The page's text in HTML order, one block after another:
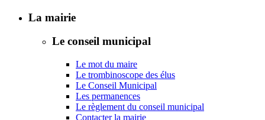
La mairie
Le conseil municipal
Le mot du maire
Le trombinoscope des élus
Le Conseil Municipal
Les permanences
Le règlement du conseil municipal
Contacter la mairie